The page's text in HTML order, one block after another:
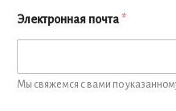
Электронная почта *
Мы свяжемся с вами по